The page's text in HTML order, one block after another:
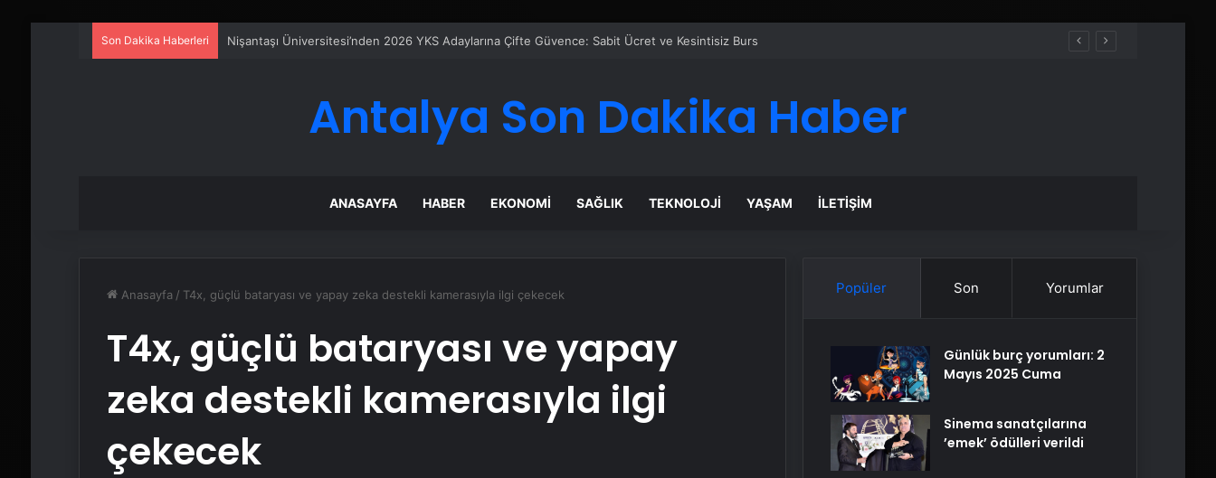
Son Dakika Haberleri Petmona : Kedi Maması ve Köpek Maması İle Tüm Evcil Hayvan Ürünleri
Antalya Son Dakika Haber
ANASAYFA HABER EKONOMI SAĞLIK TEKNOLOJI YAŞAM İLETIŞIM
Anasayfa / T4x, güçlü bataryası ve yapay zeka destekli kamerasıyla ilgi çekecek
T4x, güçlü bataryası ve yapay
zeka destekli kamerasıyla ilgi
çekecek
Popüler Son Yorumlar
Günlük burç yorumları: 2
Mayıs 2025 Cuma
Sinema sanatçılarına
’emek’ ödülleri verildi